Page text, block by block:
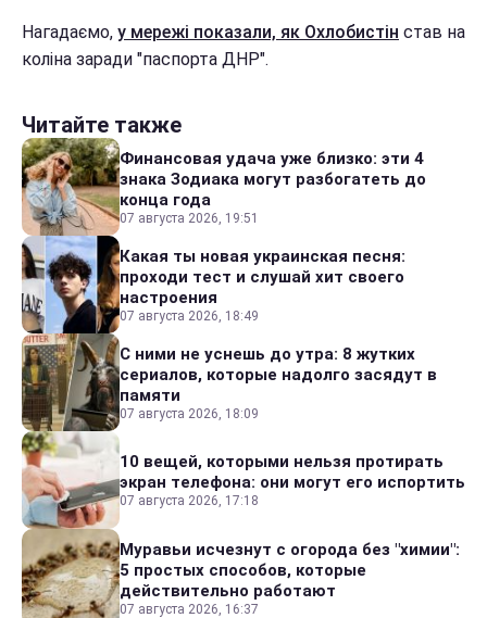
Нагадаємо, у мережі показали, як Охлобистін став на
коліна заради "паспорта ДНР".
Читайте также
Финансовая удача уже близко: эти 4
знака Зодиака могут разбогатеть до
конца года
07 августа 2026, 19:51
Какая ты новая украинская песня:
проходи тест и слушай хит своего
настроения
07 августа 2026, 18:49
С ними не уснешь до утра: 8 жутких
сериалов, которые надолго засядут в
памяти
07 августа 2026, 18:09
10 вещей, которыми нельзя протирать
экран телефона: они могут его испортить
07 августа 2026, 17:18
Муравьи исчезнут с огорода без "химии":
5 простых способов, которые
действительно работают
07 августа 2026, 16:37